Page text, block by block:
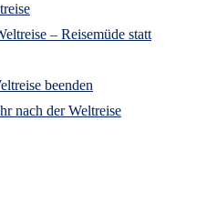
– Reisemüde statt
beenden
nach der Weltreise